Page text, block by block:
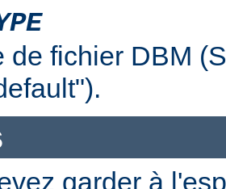
de fichier DBM
garder à